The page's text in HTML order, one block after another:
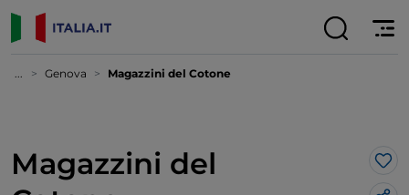
... Genova Magazzini del Cotone
Magazzini del